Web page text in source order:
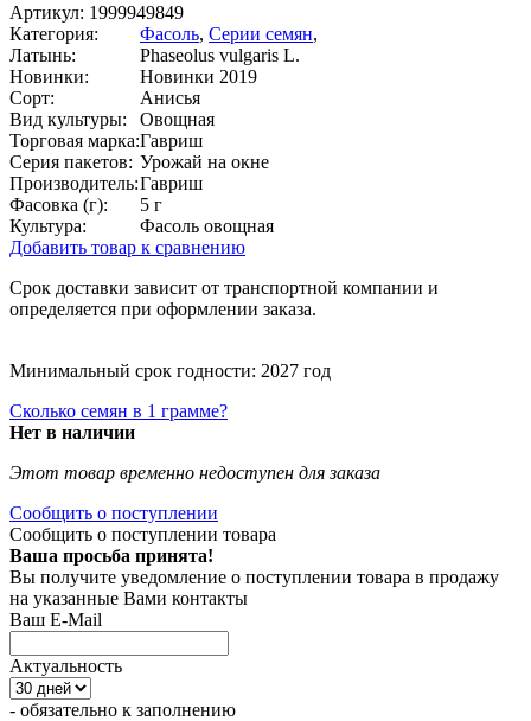
Артикул: 1999949849
Категория:
Фасоль, Серии семян,
Латынь:
Phaseolus vulgaris L.
Новинки:
Новинки 2019
Сорт:
Анисья
Вид культуры:
Овощная
Торговая марка:Гавриш
Серия пакетов: Урожай на окне
Производитель:Гавриш
Фасовка (г):
5 г
Культура:
Фасоль овощная
Добавить товар к сравнению
Срок доставки зависит от транспортной компании и
определяется при оформлении заказа.
Минимальный срок годности: 2027 год
Сколько семян в 1 грамме?
Нет в наличии
Этот товар временно недоступен для заказа
Сообщить о поступлении
Сообщить о поступлении товара
Ваша просьба принята!
Вы получите уведомление о поступлении товара в продажу
на указанные Вами контакты
Ваш E-Mail
Актуальность
- обязательно к заполнению